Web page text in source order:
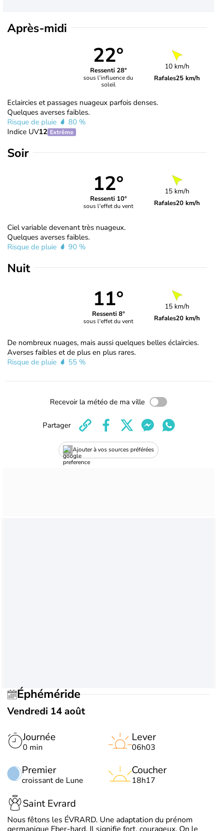
Après-midi
22°
Ressenti 28°
sous l’influence du
soleil
10 km/h
Rafales25 km/h
Eclaircies et passages nuageux parfois denses.
Quelques averses faibles.
Risque de pluie
80 %
Indice UV12 Extrême
Soir
12°
Ressenti 10°
sous l'effet du vent
15 km/h
Rafales20 km/h
Ciel variable devenant très nuageux.
Quelques averses faibles.
Risque de pluie
90 %
Nuit
11°
Ressenti 8°
sous l'effet du vent
15 km/h
Rafales20 km/h
De nombreux nuages, mais aussi quelques belles éclaircies.
Averses faibles et de plus en plus rares.
Risque de pluie
55 %
Recevoir la météo de ma ville
Ajouter à vos sources préférées
Partager
Éphéméride
Vendredi 14 août
Journée
0 min
Premier
croissant de Lune
Lever
06h03
Coucher
18h17
Saint Evrard
Nous fêtons les ÉVRARD. Une adaptation du prénom